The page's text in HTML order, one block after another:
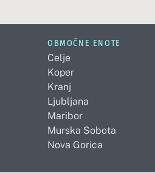
OBMOČNE ENOTE
Celje
Koper
Kranj
Ljubljana
Maribor
Murska Sobota
Nova Gorica